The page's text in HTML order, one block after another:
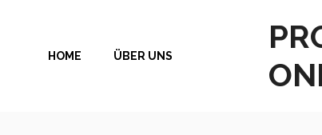
springenHOME ÜBER UNS